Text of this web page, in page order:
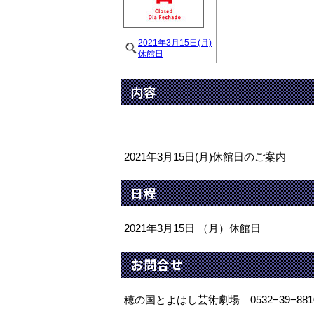
2021年3月15日(月)
休館日
内容
2021年3月15日(月)休館日のご案内
日程
2021年3月15日 （月）休館日
お問合せ
穂の国とよはし芸術劇場